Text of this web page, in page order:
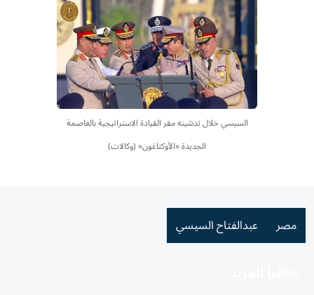
السيسي خلال تدشينه مقر القيادة الاستراتيجية بالعاصمة
الجديدة «الأوكتاغون» (وكالات)
مصر عبدالفتاح السيسي